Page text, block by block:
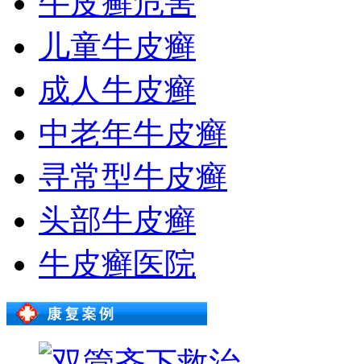
儿童牛皮癣
成人牛皮癣
中老年牛皮癣
寻常型牛皮癣
头部牛皮癣
牛皮癣医院